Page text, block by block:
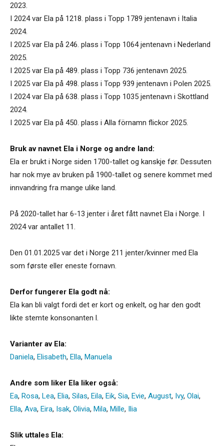
2023.
I 2024 var Ela på 1218. plass i Topp 1789 jentenavn i Italia
2024.
I 2025 var Ela på 246. plass i Topp 1064 jentenavn i Nederland
2025.
I 2025 var Ela på 489. plass i Topp 736 jentenavn 2025.
I 2025 var Ela på 498. plass i Topp 939 jentenavn i Polen 2025.
I 2024 var Ela på 638. plass i Topp 1035 jentenavn i Skottland
2024.
I 2025 var Ela på 450. plass i Alla förnamn flickor 2025.
Bruk av navnet Ela i Norge og andre land:
Ela er brukt i Norge siden 1700-tallet og kanskje før. Dessuten
har nok mye av bruken på 1900-tallet og senere kommet med
innvandring fra mange ulike land.
På 2020-tallet har 6-13 jenter i året fått navnet Ela i Norge. I
2024 var antallet 11.
Den 01.01.2025 var det i Norge 211 jenter/kvinner med Ela
som første eller eneste fornavn.
Derfor fungerer Ela godt nå:
Ela kan bli valgt fordi det er kort og enkelt, og har den godt
likte stemte konsonanten l.
Varianter av Ela:
Daniela, Elisabeth, Ella, Manuela
Andre som liker Ela liker også:
Ea, Rosa, Lea, Elia, Silas, Eila, Eik, Sia, Evie, August, Ivy, Olai,
Ella, Ava, Eira, Isak, Olivia, Mila, Mille, Ilia
Slik uttales Ela: